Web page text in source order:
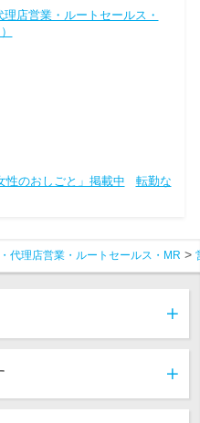
理店営業・ルートセールス・
性のおしごと」掲載中
転勤な
代理店営業・ルートセールス・MR